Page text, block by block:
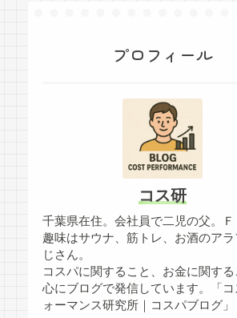
プロフィール
コス研
千葉県在住。会社員で二児の父。Ｆ
趣味はサウナ、筋トレ、お酒のア
じさん。
コスパに関すること、お金に関する
心にブログで発信しています。「コ
ォーマンス研究所｜コスパブログ」